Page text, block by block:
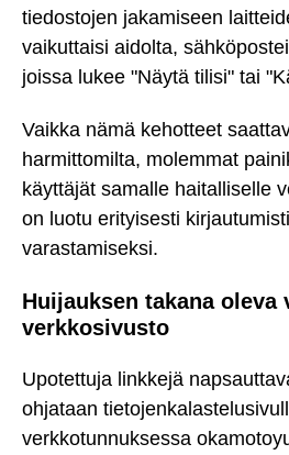
tiedostojen jakamiseen
vaikuttaisi aidolta,
joissa lukee "Näytä tilisi" tai
Vaikka nämä kehotteet
harmittomilta, molemmat
käyttäjät samalle haitalliselle
on luotu erityisesti
varastamiseksi.
Huijauksen takana oleva
verkkosivusto
Upotettuja linkkejä
ohjataan
verkkotunnuksessa